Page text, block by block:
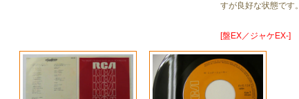
すが良好な状態です。
[盤EX／ジャケEX-]